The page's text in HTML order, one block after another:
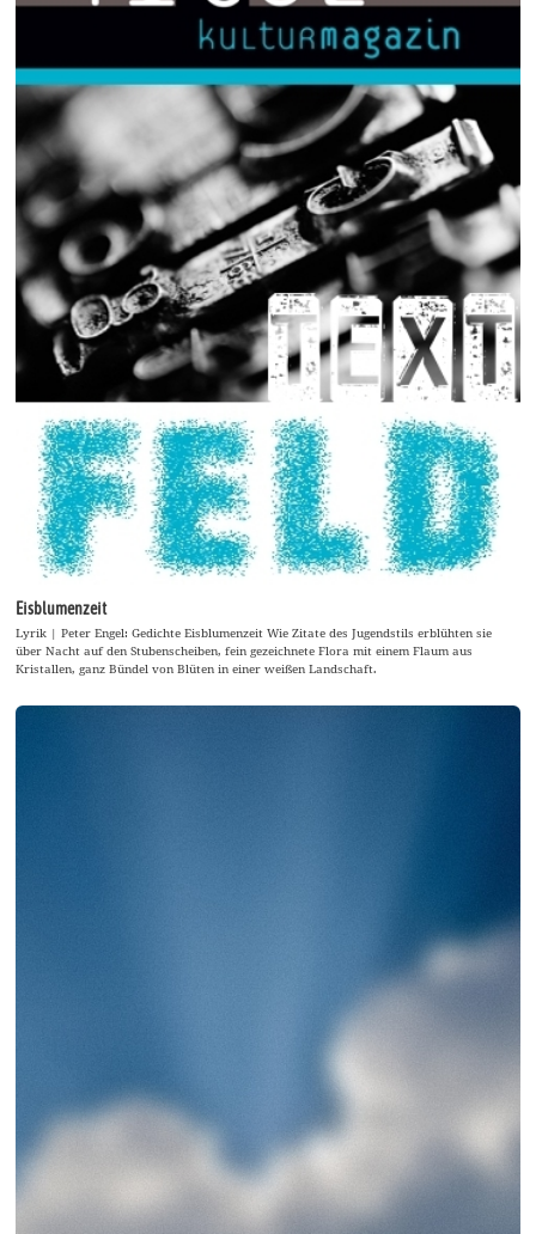
Eisblumenzeit
Lyrik | Peter Engel: Gedichte Eisblumenzeit Wie Zitate des Jugendstils erblühten sie
über Nacht auf den Stubenscheiben, fein gezeichnete Flora mit einem Flaum aus
Kristallen, ganz Bündel von Blüten in einer weißen Landschaft.